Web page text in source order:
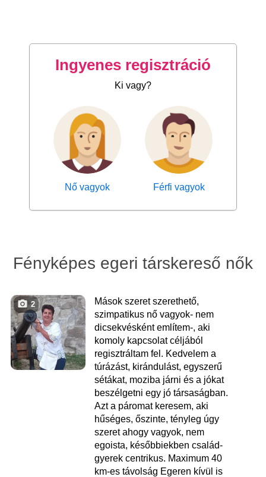
Ingyenes regisztráció
Ki vagy?
Nő vagyok Férfi vagyok
Fényképes egeri társkereső nők
2
Mások szeret szerethető,
szimpatikus nő vagyok- nem
dicsekvésként említem-, aki
komoly kapcsolat céljából
regisztráltam fel. Kedvelem a
túrázást, kirándulást, egyszerű
sétákat, moziba járni és a jókat
beszélgetni egy jó társaságban.
Azt a páromat keresem, aki
hűséges, őszinte, tényleg úgy
szeret ahogy vagyok, nem
egoista, későbbiekben család-
gyerek centrikus. Maximum 40
km-es távolság Egeren kívül is